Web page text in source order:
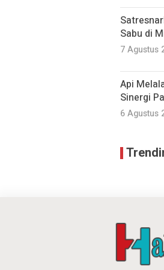
Sabu di
7 Agustus
Api
Sinergi
6 Agustus